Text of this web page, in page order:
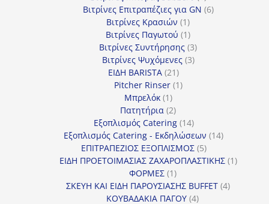
προϊόν
Βιτρίνες Επιτραπέζιες για GN 66
Βιτρίνες Κρασιών 11
προϊόν
Βιτρίνες Παγωτού 11
προϊόν
Βιτρίνες Συντήρησης 33
προϊόντα
Βιτρίνες Ψυχόμενες 33
ΕΙΔΗ BARISTA 2121
προϊόντα
Pitcher Rinser 11
Μπρελόκ 11
προϊόν
Πατητήρια 22
προϊόντα
Εξοπλισμός Catering 1414
προϊόντα
Εξοπλισμός Catering - Εκδηλώσεων 1414
ΕΠΙΤΡΑΠΕΖΙΟΣ ΕΞΟΠΛΙΣΜΟΣ 55
προϊόντα
ΕΙΔΗ ΠΡΟΕΤΟΙΜΑΣΙΑΣ ΖΑΧΑΡΟΠΛΑΣΤΙΚΗΣ 11
ΦΟΡΜΕΣ 11
προϊόν
ΣΚΕΥΗ ΚΑΙ ΕΙΔΗ ΠΑΡΟΥΣΙΑΣΗΣ BUFFET 44
ΚΟΥΒΑΔΑΚΙΑ ΠΑΓΟΥ 44